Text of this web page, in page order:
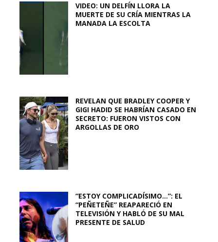
VIDEO: UN DELFÍN LLORA LA
MUERTE DE SU CRÍA MIENTRAS LA
MANADA LA ESCOLTA
REVELAN QUE BRADLEY COOPER Y
GIGI HADID SE HABRÍAN CASADO EN
SECRETO: FUERON VISTOS CON
ARGOLLAS DE ORO
“ESTOY COMPLICADÍSIMO…”: EL
“PEÑETEÑE” REAPARECIÓ EN
TELEVISIÓN Y HABLÓ DE SU MAL
PRESENTE DE SALUD